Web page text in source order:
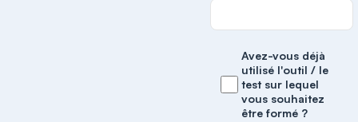
Avez-vous déjà
utilisé l'outil / le
test sur lequel
vous souhaitez
être formé ?